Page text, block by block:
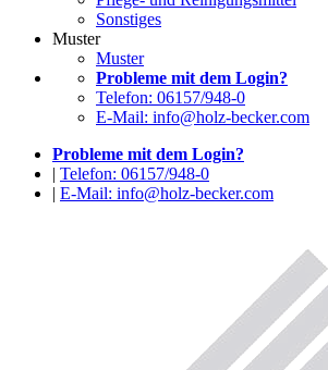
Sonstiges
Muster
Muster
Probleme mit dem Login?
Telefon: 06157/948-0
E-Mail: info@holz-becker.com
Probleme mit dem Login?
| Telefon: 06157/948-0
| E-Mail: info@holz-becker.com